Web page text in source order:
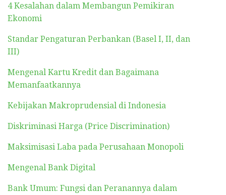
4 Kesalahan dalam Membangun Pemikiran
Ekonomi
Standar Pengaturan Perbankan (Basel I, II, dan
III)
Mengenal Kartu Kredit dan Bagaimana
Memanfaatkannya
Kebijakan Makroprudensial di Indonesia
Diskriminasi Harga (Price Discrimination)
Maksimisasi Laba pada Perusahaan Monopoli
Mengenal Bank Digital
Bank Umum: Fungsi dan Peranannya dalam